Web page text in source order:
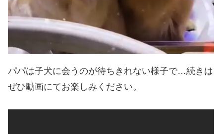
パパは子犬に会うのが待ちきれない様子で…続きは
ぜひ動画にてお楽しみください。